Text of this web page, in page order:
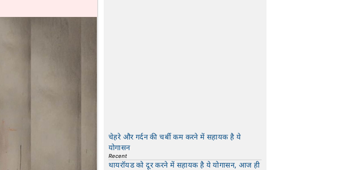
चेहरे और गर्दन की चर्बी कम करने में सहायक है ये
योगासन
Recent
थायरॉयड को दूर करने में सहायक है ये योगासन, आज ही